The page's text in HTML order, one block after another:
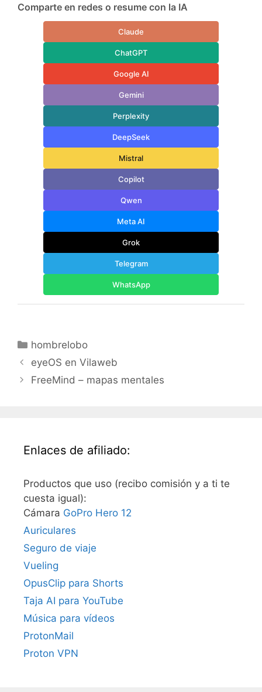
Comparte en redes o resume con la IA
Claude
ChatGPT
Google AI
Gemini
Perplexity
DeepSeek
Mistral
Copilot
Qwen
Meta AI
Grok
Telegram
WhatsApp
Categorías
hombrelobo
eyeOS en Vilaweb
FreeMind – mapas mentales
Enlaces de afiliado:
Productos que uso (recibo comisión y a ti te
cuesta igual):
Cámara GoPro Hero 12
Auriculares
Seguro de viaje
Vueling
OpusClip para Shorts
Taja AI para YouTube
Música para vídeos
ProtonMail
Proton VPN